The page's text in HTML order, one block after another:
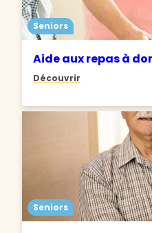
Seniors
Aide aux repas à
Découvrir
Seniors